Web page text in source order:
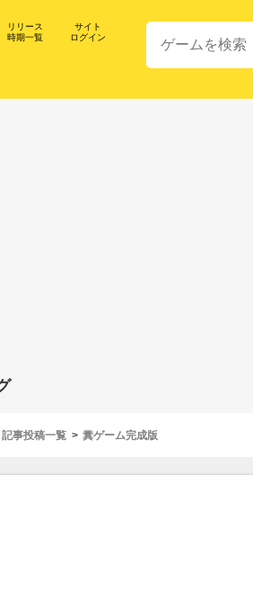
リリース
時期一覧
サイト
ログイン
記事投稿一覧 糞ゲーム完成版